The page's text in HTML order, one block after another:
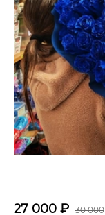
27 000 ₽ 30 000